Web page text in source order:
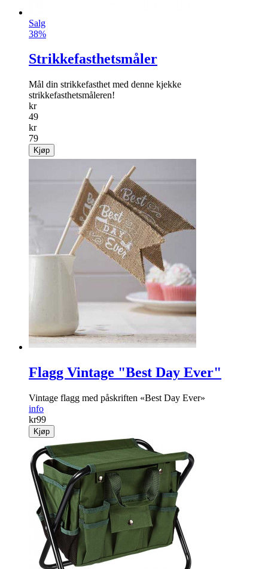
Salg
38%
Strikkefasthetsmåler
Mål din strikkefasthet med denne kjekke
strikkefasthetsmåleren!
kr
49
kr
79
Kjøp
Flagg Vintage "Best Day Ever"
Vintage flagg med påskriften «Best Day Ever»
info
kr99
Kjøp